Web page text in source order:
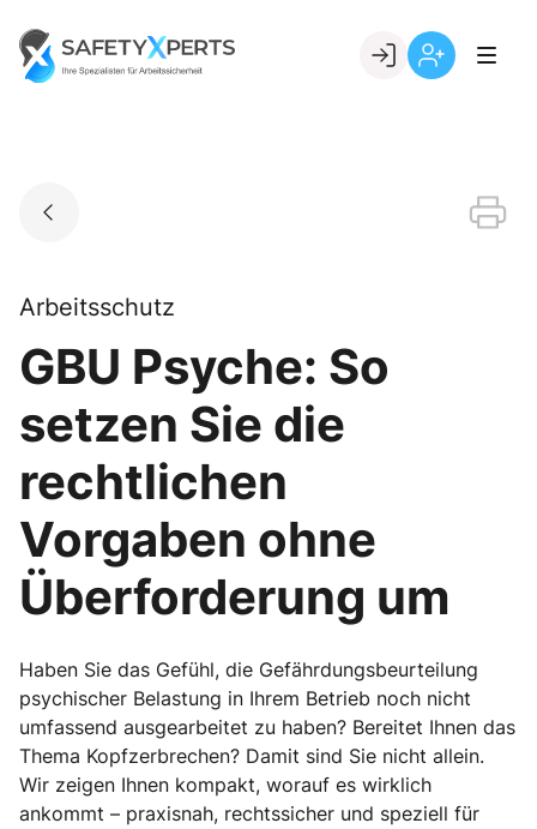
content
Go to landing page.
Arbeitsschutz
GBU Psyche: So
setzen Sie die
rechtlichen
Vorgaben ohne
Überforderung um
Haben Sie das Gefühl, die Gefährdungsbeurteilung
psychischer Belastung in Ihrem Betrieb noch nicht
umfassend ausgearbeitet zu haben? Bereitet Ihnen das
Thema Kopfzerbrechen? Damit sind Sie nicht allein.
Wir zeigen Ihnen kompakt, worauf es wirklich
ankommt – praxisnah, rechtssicher und speziell für